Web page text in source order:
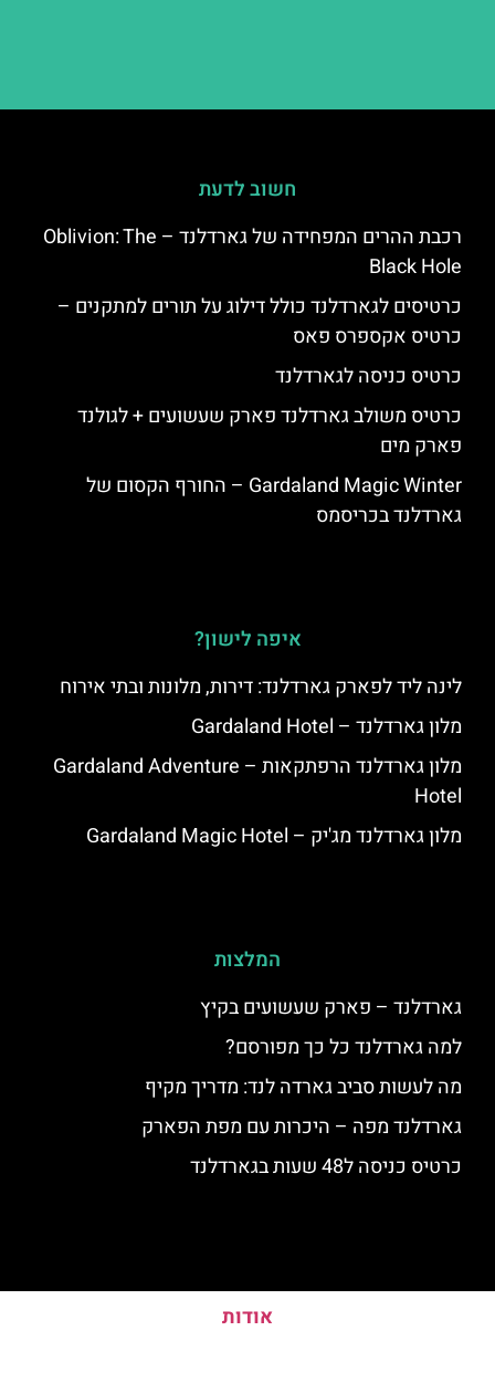
חשוב לדעת
רכבת ההרים המפחידה של גארדלנד – Oblivion: The
Black Hole
כרטיסים לגארדלנד כולל דילוג על תורים למתקנים –
כרטיס אקספרס פאס
כרטיס כניסה לגארדלנד
כרטיס משולב גארדלנד פארק שעשועים + לגולנד
פארק מים
Gardaland Magic Winter – החורף הקסום של
גארדלנד בכריסמס
איפה לישון?
לינה ליד לפארק גארדלנד: דירות, מלונות ובתי אירוח
מלון גארדלנד – Gardaland Hotel
מלון גארדלנד הרפתקאות – Gardaland Adventure
Hotel
מלון גארדלנד מג'יק – Gardaland Magic Hotel
המלצות
גארדלנד – פארק שעשועים בקיץ
למה גארדלנד כל כך מפורסם?
מה לעשות סביב גארדה לנד: מדריך מקיף
גארדלנד מפה – היכרות עם מפת הפארק
כרטיס כניסה ל48 שעות בגארדלנד
אודות